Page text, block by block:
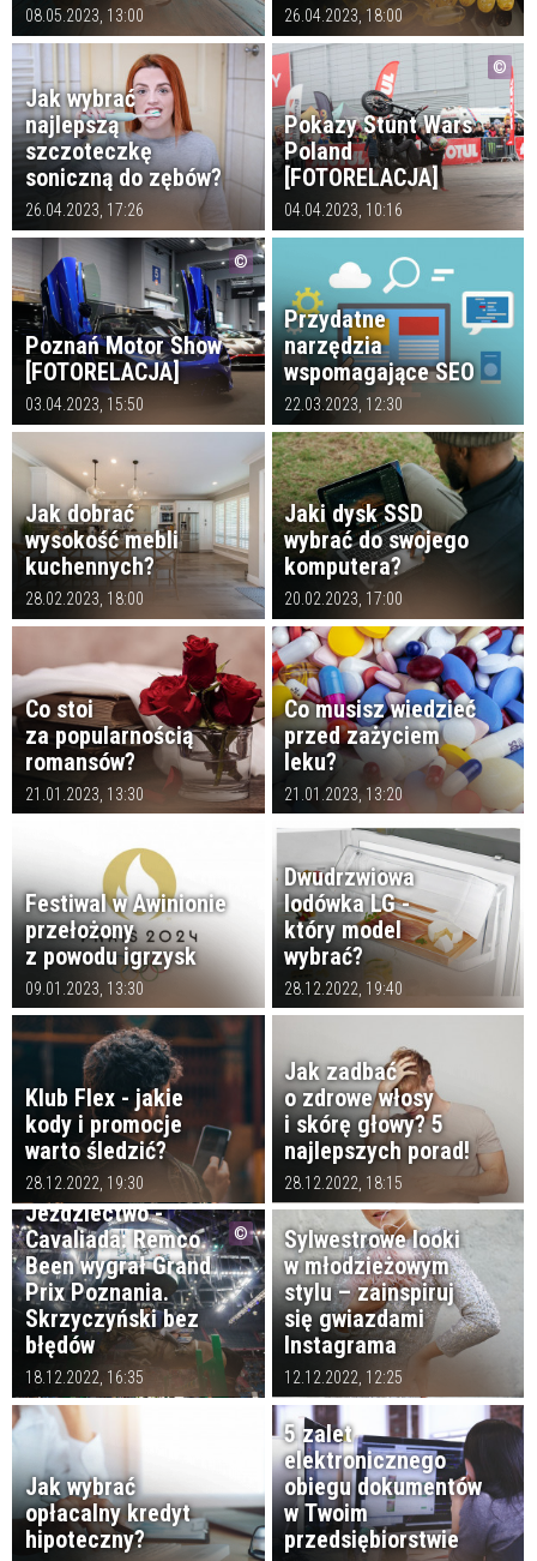
08.05.2023, 13:00 26.04.2023, 18:00
Jak wybrać
najlepszą
szczoteczkę
soniczną do zębów?
26.04.2023, 17:26
Pokazy Stunt Wars
Poland
[FOTORELACJA]
04.04.2023, 10:16
Poznań Motor Show
[FOTORELACJA]
03.04.2023, 15:50
Przydatne
narzędzia
wspomagające SEO
22.03.2023, 12:30
Jak dobrać
wysokość mebli
kuchennych?
28.02.2023, 18:00
Jaki dysk SSD
wybrać do swojego
komputera?
20.02.2023, 17:00
Co stoi
za popularnością
romansów?
21.01.2023, 13:30
Co musisz wiedzieć
przed zażyciem
leku?
21.01.2023, 13:20
Festiwal w Awinionie
przełożony
z powodu igrzysk
09.01.2023, 13:30
Dwudrzwiowa
lodówka LG -
który model
wybrać?
28.12.2022, 19:40
Klub Flex - jakie
kody i promocje
warto śledzić?
28.12.2022, 19:30
Jak zadbać
o zdrowe włosy
i skórę głowy? 5
najlepszych porad!
28.12.2022, 18:15
Jeździectwo -
Cavaliada: Remco
Been wygrał Grand
Prix Poznania.
Skrzyczyński bez
błędów
18.12.2022, 16:35
Sylwestrowe looki
w młodzieżowym
stylu – zainspiruj
się gwiazdami
Instagrama
12.12.2022, 12:25
Jak wybrać
opłacalny kredyt
hipoteczny?
5 zalet
elektronicznego
obiegu dokumentów
w Twoim
przedsiębiorstwie